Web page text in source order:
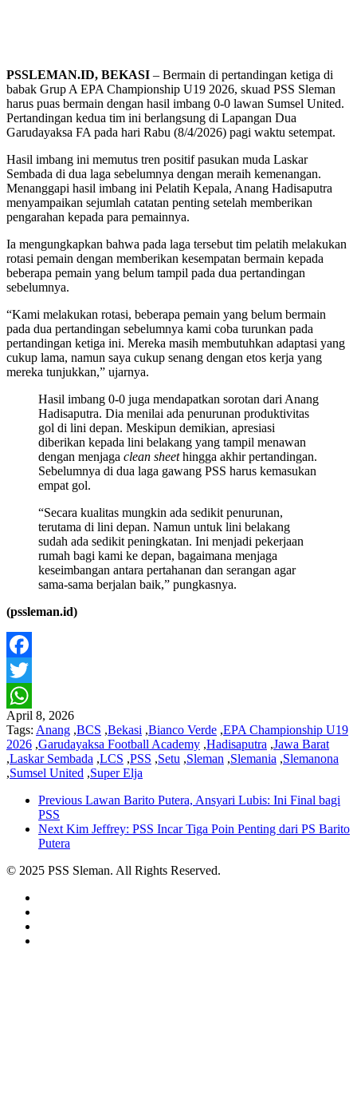
PSSLEMAN.ID, BEKASI – Bermain di pertandingan ketiga di
babak Grup A EPA Championship U19 2026, skuad PSS Sleman
harus puas bermain dengan hasil imbang 0-0 lawan Sumsel United.
Pertandingan kedua tim ini berlangsung di Lapangan Dua
Garudayaksa FA pada hari Rabu (8/4/2026) pagi waktu setempat.
Hasil imbang ini memutus tren positif pasukan muda Laskar
Sembada di dua laga sebelumnya dengan meraih kemenangan.
Menanggapi hasil imbang ini Pelatih Kepala, Anang Hadisaputra
menyampaikan sejumlah catatan penting setelah memberikan
pengarahan kepada para pemainnya.
Ia mengungkapkan bahwa pada laga tersebut tim pelatih melakukan
rotasi pemain dengan memberikan kesempatan bermain kepada
beberapa pemain yang belum tampil pada dua pertandingan
sebelumnya.
“Kami melakukan rotasi, beberapa pemain yang belum bermain
pada dua pertandingan sebelumnya kami coba turunkan pada
pertandingan ketiga ini. Mereka masih membutuhkan adaptasi yang
cukup lama, namun saya cukup senang dengan etos kerja yang
mereka tunjukkan,” ujarnya.
Hasil imbang 0-0 juga mendapatkan sorotan dari Anang
Hadisaputra. Dia menilai ada penurunan produktivitas
gol di lini depan. Meskipun demikian, apresiasi
diberikan kepada lini belakang yang tampil menawan
dengan menjaga clean sheethingga akhir pertandingan.
Sebelumnya di dua laga gawang PSS harus kemasukan
empat gol.
“Secara kualitas mungkin ada sedikit penurunan,
terutama di lini depan. Namun untuk lini belakang
sudah ada sedikit peningkatan. Ini menjadi pekerjaan
rumah bagi kami ke depan, bagaimana menjaga
keseimbangan antara pertahanan dan serangan agar
sama-sama berjalan baik,” pungkasnya.
(pssleman.id)
Facebook
Twitter
WhatsApp
April 8, 2026
Tags: Anang ,BCS ,Bekasi ,Bianco Verde ,EPA Championship U19
2026 ,Garudayaksa Football Academy ,Hadisaputra ,Jawa Barat
,Laskar Sembada ,LCS ,PSS ,Setu ,Sleman ,Slemania ,Slemanona
,Sumsel United ,Super Elja
Previous Lawan Barito Putera, Ansyari Lubis: Ini Final bagi
PSS
Next Kim Jeffrey: PSS Incar Tiga Poin Penting dari PS Barito
Putera
© 2025 PSS Sleman. All Rights Reserved.